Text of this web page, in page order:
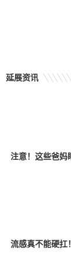
延展资讯